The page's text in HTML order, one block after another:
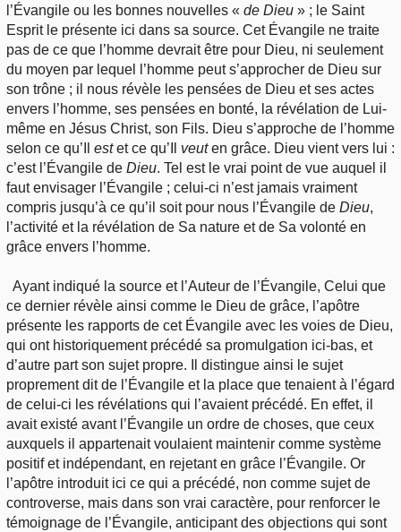
l’Évangile ou les bonnes nouvelles « de Dieu » ; le Saint
Esprit le présente ici dans sa source. Cet Évangile ne traite
pas de ce que l’homme devrait être pour Dieu, ni seulement
du moyen par lequel l’homme peut s’approcher de Dieu sur
son trône ; il nous révèle les pensées de Dieu et ses actes
envers l’homme, ses pensées en bonté, la révélation de Lui-
même en Jésus Christ, son Fils. Dieu s’approche de l’homme
selon ce qu’Il estet ce qu’Il veuten grâce. Dieu vient vers lui :
c’est l’Évangile de Dieu. Tel est le vrai point de vue auquel il
faut envisager l’Évangile ; celui-ci n’est jamais vraiment
compris jusqu’à ce qu’il soit pour nous l’Évangile de Dieu,
l’activité et la révélation de Sa nature et de Sa volonté en
grâce envers l’homme.
Ayant indiqué la source et l’Auteur de l’Évangile, Celui que
ce dernier révèle ainsi comme le Dieu de grâce, l’apôtre
présente les rapports de cet Évangile avec les voies de Dieu,
qui ont historiquement précédé sa promulgation ici-bas, et
d’autre part son sujet propre. Il distingue ainsi le sujet
proprement dit de l’Évangile et la place que tenaient à l’égard
de celui-ci les révélations qui l’avaient précédé. En effet, il
avait existé avant l’Évangile un ordre de choses, que ceux
auxquels il appartenait voulaient maintenir comme système
positif et indépendant, en rejetant en grâce l’Évangile. Or
l’apôtre introduit ici ce qui a précédé, non comme sujet de
controverse, mais dans son vrai caractère, pour renforcer le
témoignage de l’Évangile, anticipant des objections qui sont